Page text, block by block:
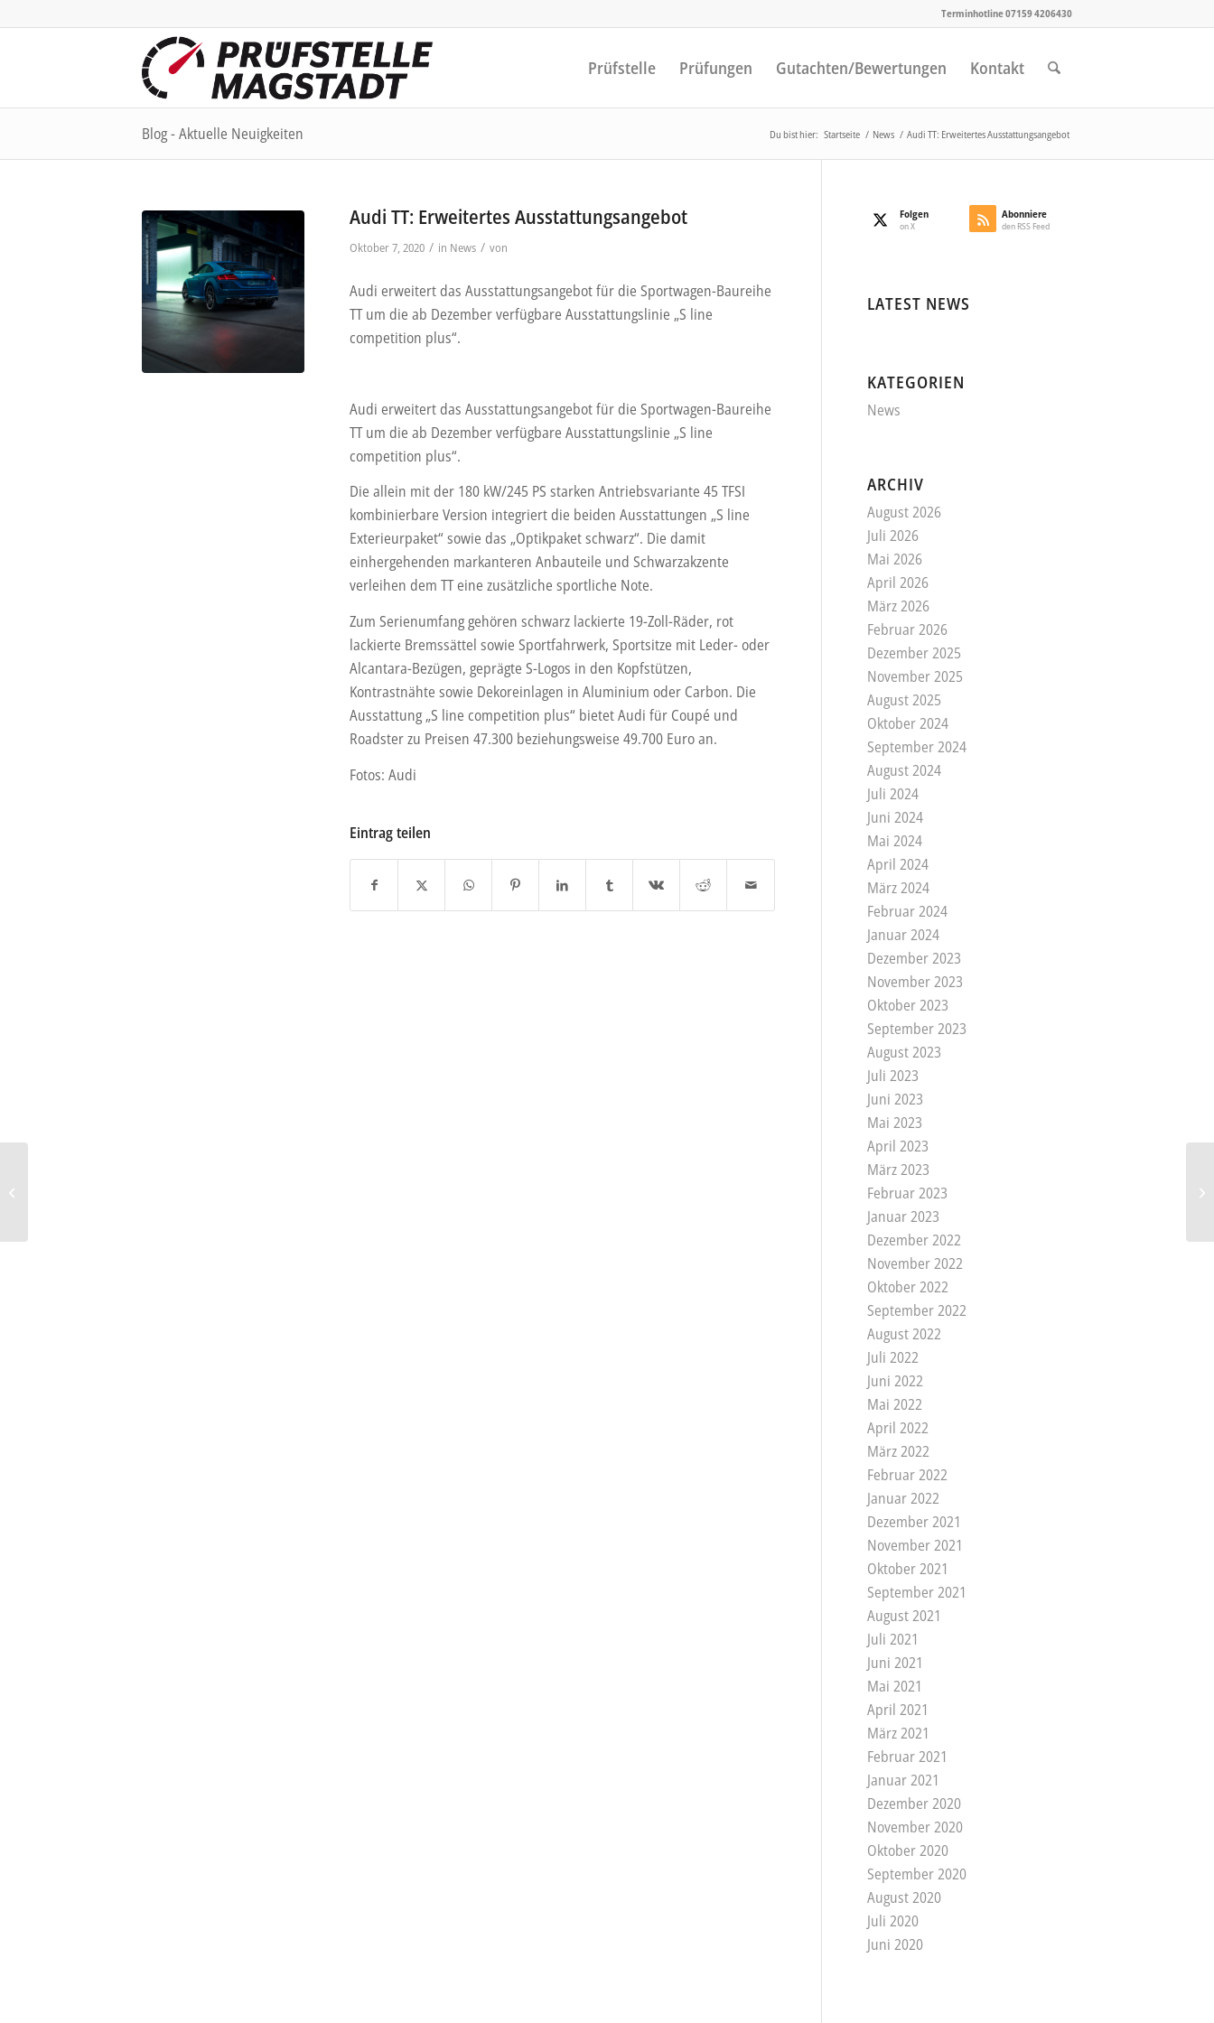
Terminhotline 07159 4206430
Prüfstelle Prüfungen Gutachten/Bewertungen Kontakt
Blog - Aktuelle Neuigkeiten Du bist hier: Startseite / News / Audi TT: Erweitertes Ausstattungsangebot
Audi TT: Erweitertes Ausstattungsangebot
Oktober 7, 2020 / in News / von
Audi erweitert das Ausstattungsangebot für die Sportwagen-Baureihe
TT um die ab Dezember verfügbare Ausstattungslinie „S line
competition plus“.
Audi erweitert das Ausstattungsangebot für die Sportwagen-Baureihe
TT um die ab Dezember verfügbare Ausstattungslinie „S line
competition plus“.
Die allein mit der 180 kW/245 PS starken Antriebsvariante 45 TFSI
kombinierbare Version integriert die beiden Ausstattungen „S line
Exterieurpaket“ sowie das „Optikpaket schwarz“. Die damit
einhergehenden markanteren Anbauteile und Schwarzakzente
verleihen dem TT eine zusätzliche sportliche Note.
Zum Serienumfang gehören schwarz lackierte 19-Zoll-Räder, rot
lackierte Bremssättel sowie Sportfahrwerk, Sportsitze mit Leder- oder
Alcantara-Bezügen, geprägte S-Logos in den Kopfstützen,
Kontrastnähte sowie Dekoreinlagen in Aluminium oder Carbon. Die
Ausstattung „S line competition plus“ bietet Audi für Coupé und
Roadster zu Preisen 47.300 beziehungsweise 49.700 Euro an.
Fotos: Audi
Eintrag teilen
Folgen
on X
Abonniere
den RSS Feed
LATEST NEWS
KATEGORIEN
News
ARCHIV
August 2026
Juli 2026
Mai 2026
April 2026
März 2026
Februar 2026
Dezember 2025
November 2025
August 2025
Oktober 2024
September 2024
August 2024
Juli 2024
Juni 2024
Mai 2024
April 2024
März 2024
Februar 2024
Januar 2024
Dezember 2023
November 2023
Oktober 2023
September 2023
August 2023
Juli 2023
Juni 2023
Mai 2023
April 2023
März 2023
Februar 2023
Januar 2023
Dezember 2022
November 2022
Oktober 2022
September 2022
August 2022
Juli 2022
Juni 2022
Mai 2022
April 2022
März 2022
Februar 2022
Januar 2022
Dezember 2021
November 2021
Oktober 2021
September 2021
August 2021
Juli 2021
Juni 2021
Mai 2021
April 2021
März 2021
Februar 2021
Januar 2021
Dezember 2020
November 2020
Oktober 2020
September 2020
August 2020
Juli 2020
Juni 2020